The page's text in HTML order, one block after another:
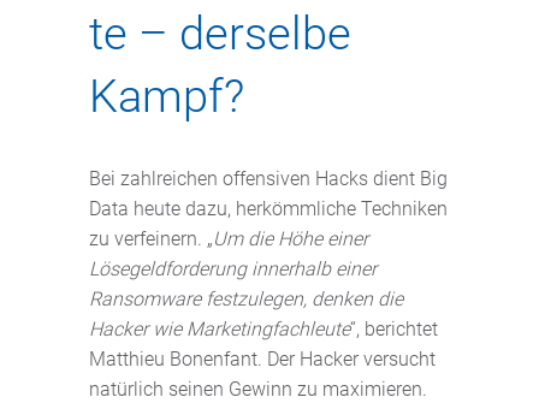
te – derselbe
Kampf?
Bei zahlreichen offensiven Hacks dient Big
Data heute dazu, herkömmliche Techniken
zu verfeinern. „Um die Höhe einer
Lösegeldforderung innerhalb einer
Ransomware festzulegen, denken die
Hacker wie Marketingfachleute“, berichtet
Matthieu Bonenfant. Der Hacker versucht
natürlich seinen Gewinn zu maximieren.